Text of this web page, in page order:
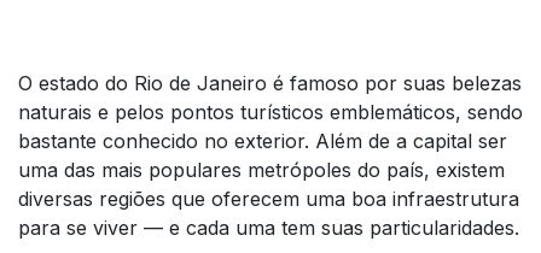
O estado do Rio de Janeiro é famoso por suas belezas
naturais e pelos pontos turísticos emblemáticos, sendo
bastante conhecido no exterior. Além de a capital ser
uma das mais populares metrópoles do país, existem
diversas regiões que oferecem uma boa infraestrutura
para se viver — e cada uma tem suas particularidades.